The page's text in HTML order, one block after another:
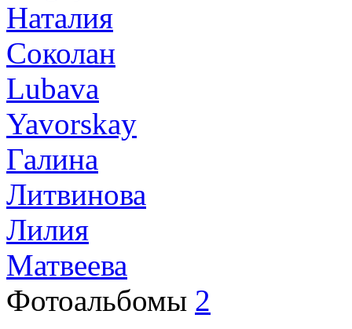
Наталия
Соколан
Lubava
Yavorskay
Галина
Литвинова
Лилия
Матвеева
Фотоальбомы 2